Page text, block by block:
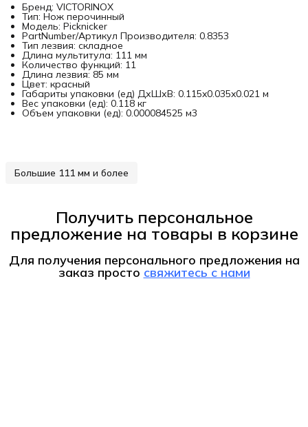
Бренд: VICTORINOX
Тип: Нож перочинный
Модель: Picknicker
PartNumber/Артикул Производителя: 0.8353
Тип лезвия: складное
Длина мультитула: 111 мм
Количество функций: 11
Длина лезвия: 85 мм
Цвет: красный
Габариты упаковки (ед) ДхШхВ: 0.115x0.035x0.021 м
Вес упаковки (ед): 0.118 кг
Объем упаковки (ед): 0.000084525 м3
Большие 111 мм и более
Получить персональное
предложение на товары в корзине
Для получения персонального предложения на
заказ просто свяжитесь с нами